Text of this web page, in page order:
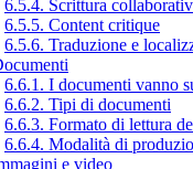
6.5.4. Scrittura
6.5.5. Content critique
6.5.6. Traduzione e
6.6.1. I documenti vanno
6.6.2. Tipi di documenti
6.6.3. Formato di lettura
6.6.4. Modalità di
e video